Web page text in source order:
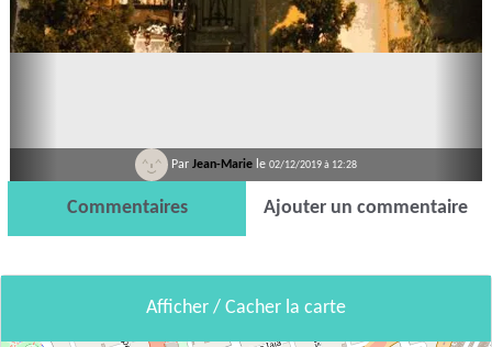
Par Jean-Marie le 02/12/2019 à 12:28
Commentaires Ajouter un commentaire
Afficher / Cacher la carte